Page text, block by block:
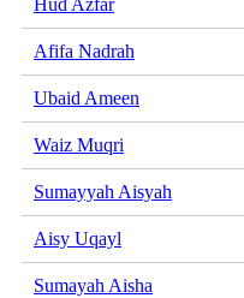
Hud Azfar
Afifa Nadrah
Ubaid Ameen
Waiz Muqri
Sumayyah Aisyah
Aisy Uqayl
Sumayah Aisha